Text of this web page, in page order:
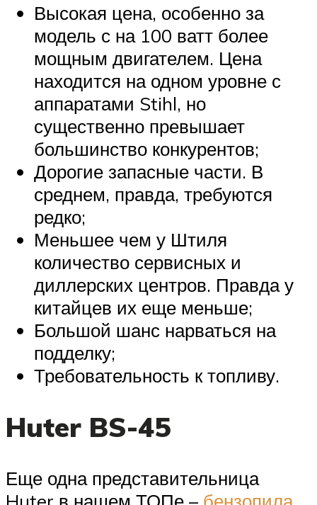
Высокая цена, особенно за
модель с на 100 ватт более
мощным двигателем. Цена
находится на одном уровне с
аппаратами Stihl, но
существенно превышает
большинство конкурентов;
Дорогие запасные части. В
среднем, правда, требуются
редко;
Меньшее чем у Штиля
количество сервисных и
диллерских центров. Правда у
китайцев их еще меньше;
Большой шанс нарваться на
подделку;
Требовательность к топливу.
Huter BS-45
Еще одна представительница
Huter в нашем ТОПе – бензопила